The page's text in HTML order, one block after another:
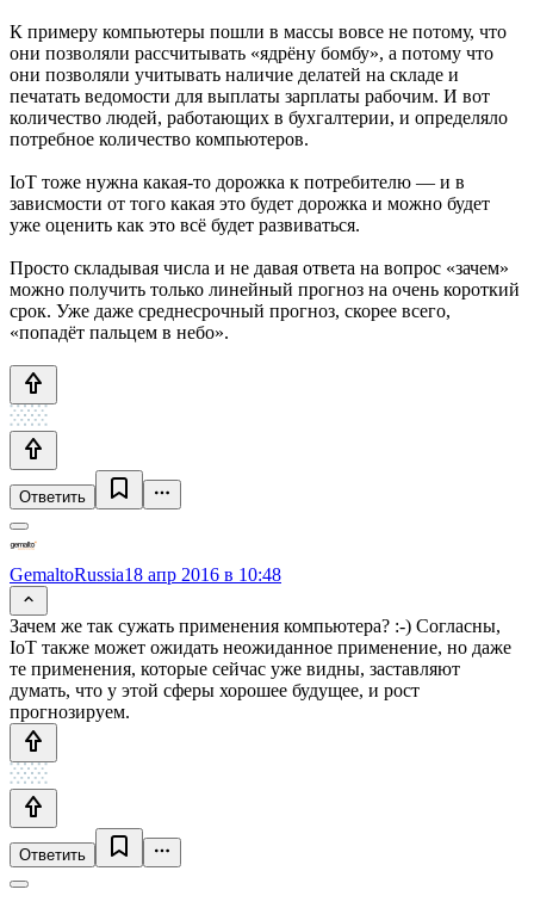
К примеру компьютеры пошли в массы вовсе не потому, что
они позволяли рассчитывать «ядрёну бомбу», а потому что
они позволяли учитывать наличие делатей на складе и
печатать ведомости для выплаты зарплаты рабочим. И вот
количество людей, работающих в бухгалтерии, и определяло
потребное количество компьютеров.
IoT тоже нужна какая-то дорожка к потребителю — и в
зависмости от того какая это будет дорожка и можно будет
уже оценить как это всё будет развиваться.
Просто складывая числа и не давая ответа на вопрос «зачем»
можно получить только линейный прогноз на очень короткий
срок. Уже даже среднесрочный прогноз, скорее всего,
«попадёт пальцем в небо».
Ответить
GemaltoRussia18 апр 2016 в 10:48
Зачем же так сужать применения компьютера? :-) Согласны,
IoT также может ожидать неожиданное применение, но даже
те применения, которые сейчас уже видны, заставляют
думать, что у этой сферы хорошее будущее, и рост
прогнозируем.
Ответить